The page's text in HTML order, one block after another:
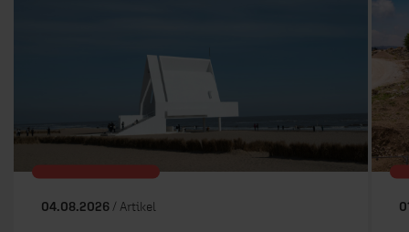
04.08.2026 / Artikel